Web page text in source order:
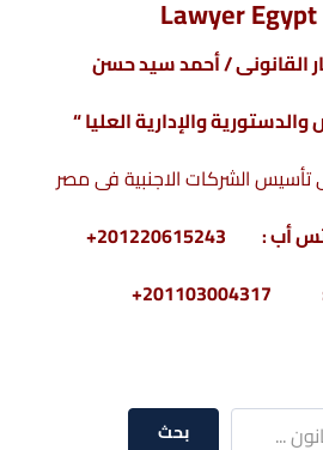
Lawyer
القانونى / أحمد سيد حسن
والإدارية العليا “
الشركات الاجنبية فى مصر
بحث